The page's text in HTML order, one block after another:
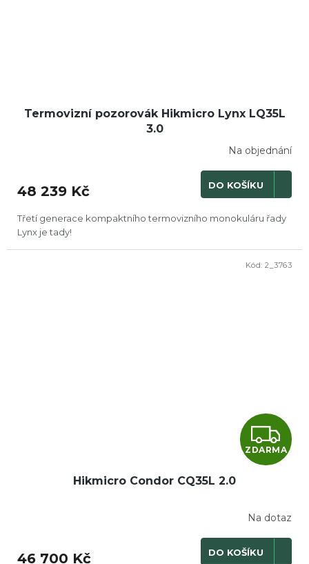
Termovizní pozorovák Hikmicro Lynx LQ35L
3.0
Na objednání
48 239 Kč DO KOŠÍKU
Třetí generace kompaktního termovizního monokuláru řady
Lynx je tady!
Z
D
R
M
ZDARMA
Hikmicro Condor CQ35L 2.0
Na dotaz
46 700 Kč DO KOŠÍKU
Kód: 2_3763